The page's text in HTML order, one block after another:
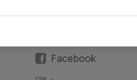
Facebook